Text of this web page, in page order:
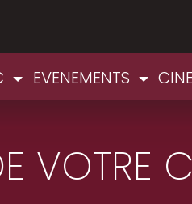
EVENEMENTS
VOTRE